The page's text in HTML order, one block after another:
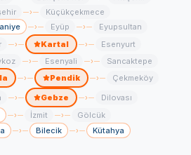
› Küçükçekmece
› Eyüp › Eyupsultan
› Kartal › Esenyurt
› Esenyali › Sancaktepe
› Pendik › Çekmeköy
› Gebze › Dilovası
› İzmit › Gölcük
› Bilecik › Kütahya